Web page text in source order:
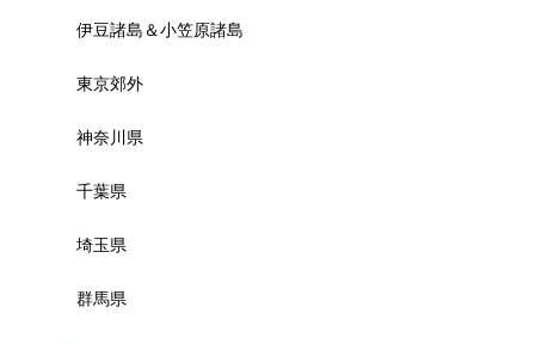
伊豆諸島＆小笠原諸島
東京郊外
神奈川県
千葉県
埼玉県
群馬県